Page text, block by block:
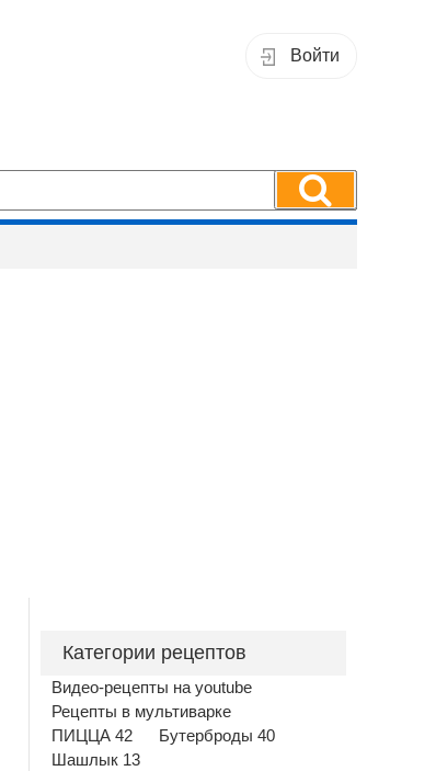
Войти
Категории рецептов
Видео-рецепты на youtube
Рецепты в мультиварке
ПИЦЦА 42
Бутерброды 40
Шашлык 13